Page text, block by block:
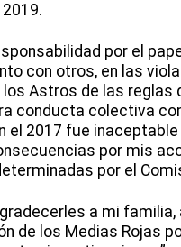
por el
con otros, en las
Astros de las reglas
conducta colectiva
el 2017 fue
por mis
por el
a mi familia,
de los Medias Rojas